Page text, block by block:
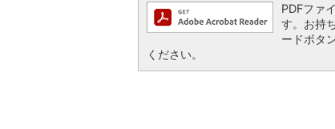
PDFファ
す。お持
ードボタ
ください。